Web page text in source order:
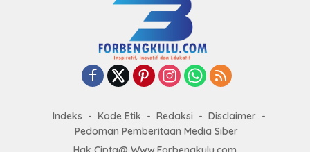
Indeks Kode Etik Redaksi
Disclaimer
Pedoman Pemberitaan Media Siber